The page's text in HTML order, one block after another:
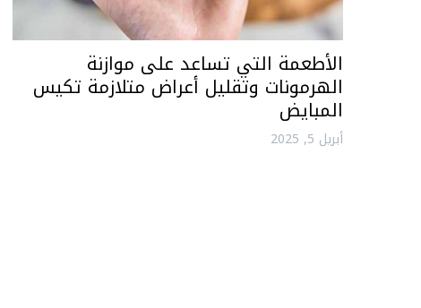
الأطعمة التي تساعد على موازنة
الهرمونات وتقليل أعراض متلازمة تكيس
المبايض
أبريل 5, 2025